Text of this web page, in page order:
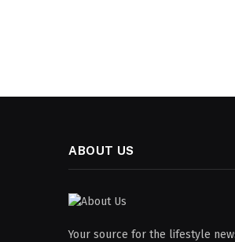
ABOUT US
Your source for the lifestyle